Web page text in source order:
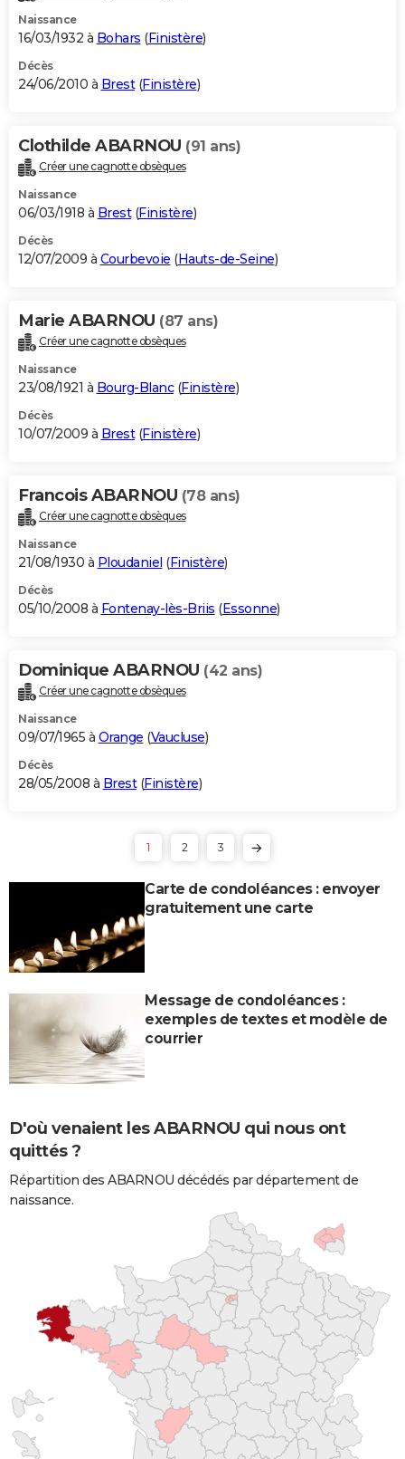
Naissance
16/03/1932 à Bohars (Finistère)
Décès
24/06/2010 à Brest(Finistère)
Clothilde ABARNOU (91 ans)
Créer une cagnotte obsèques
Naissance
06/03/1918 à Brest(Finistère)
Décès
12/07/2009 à Courbevoie (Hauts-de-Seine)
Marie ABARNOU (87 ans)
Créer une cagnotte obsèques
Naissance
23/08/1921 à Bourg-Blanc(Finistère)
Décès
10/07/2009 à Brest(Finistère)
Francois ABARNOU (78 ans)
Créer une cagnotte obsèques
Naissance
21/08/1930 à Ploudaniel (Finistère)
Décès
05/10/2008 à Fontenay-lès-Briis (Essonne)
Dominique ABARNOU (42 ans)
Créer une cagnotte obsèques
Naissance
09/07/1965 à Orange (Vaucluse)
Décès
28/05/2008 à Brest(Finistère)
1 2 3
Carte de condoléances : envoyer
gratuitement une carte
Message de condoléances :
exemples de textes et modèle de
courrier
D'où venaient les ABARNOU qui nous ont
quittés ?
Répartition des ABARNOU décédés par département de
naissance.